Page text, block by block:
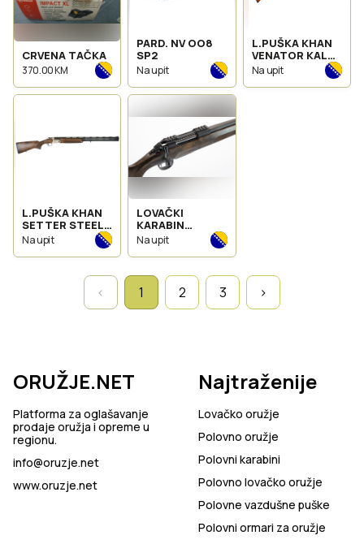
CRVENA TAČKA
370.00 KM
PARD. NV OO8
SP2
Na upit
L.PUŠKA KHAN
VENATOR KAL
20
Na upit
L.PUŠKA KHAN
SETTER STEEL
KAL 12
Na upit
LOVAČKI
KARABIN
SABATTI ROVER
HUNTER kal 308
win
Na upit
‹ 1 2 3 ›
ORUŽJE.NET
Platforma za oglašavanje
prodaje oružja i opreme u
regionu.
info@oruzje.net
www.oruzje.net
Najtraženije
Lovačko oružje
Polovno oružje
Polovni karabini
Polovno lovačko oružje
Polovne vazdušne puške
Polovni ormari za oružje